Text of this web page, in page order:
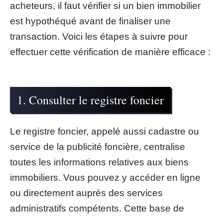
acheteurs, il faut vérifier si un bien immobilier
est hypothéqué avant de finaliser une
transaction. Voici les étapes à suivre pour
effectuer cette vérification de manière efficace :
1. Consulter le registre foncier
Le registre foncier, appelé aussi cadastre ou
service de la publicité foncière, centralise
toutes les informations relatives aux biens
immobiliers. Vous pouvez y accéder en ligne
ou directement auprès des services
administratifs compétents. Cette base de